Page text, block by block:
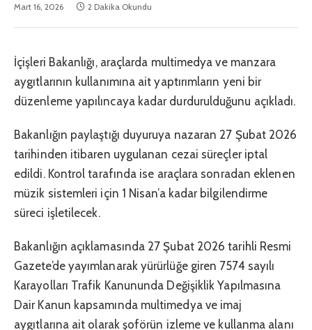
Mart 16, 2026 2 Dakika Okundu
İçişleri Bakanlığı, araçlarda multimedya ve manzara
aygıtlarının kullanımına ait yaptırımların yeni bir
düzenleme yapılıncaya kadar durdurulduğunu açıkladı.
Bakanlığın paylaştığı duyuruya nazaran 27 Şubat 2026
tarihinden itibaren uygulanan cezai süreçler iptal
edildi. Kontrol tarafında ise araçlara sonradan eklenen
müzik sistemleri için 1 Nisan’a kadar bilgilendirme
süreci işletilecek.
Bakanlığın açıklamasında 27 Şubat 2026 tarihli Resmi
Gazete’de yayımlanarak yürürlüğe giren 7574 sayılı
Karayolları Trafik Kanununda Değişiklik Yapılmasına
Dair Kanun kapsamında multimedya ve imaj
aygıtlarına ait olarak şoförün izleme ve kullanma alanı